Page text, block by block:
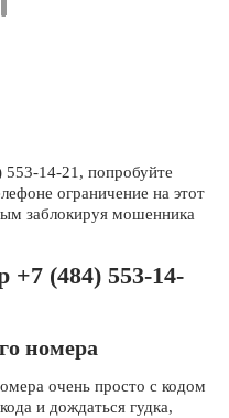
14-21, попробуйте
ограничение на этот
заблокируя мошенника
+7 (484) 553-14-
номера
очень просто с кодом
и дождаться гудка,